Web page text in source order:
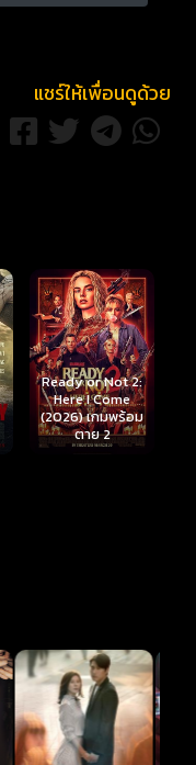
แชร์ให้เพื่อนดูด้วย
Ready or Not 2:
Here I Come
(2026) เกมพร้อม
ตาย 2